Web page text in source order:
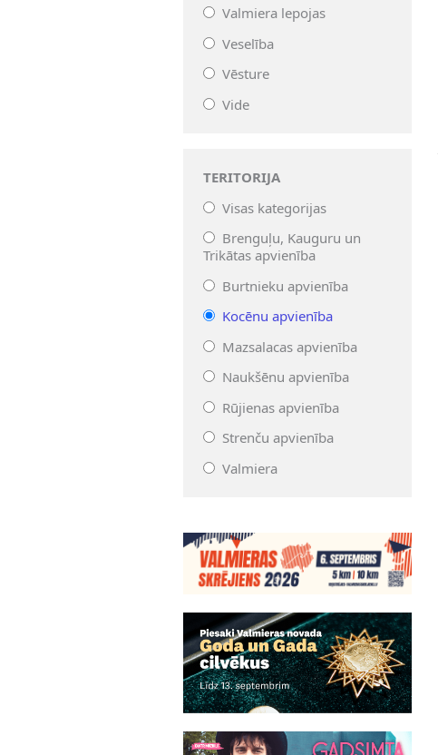
Valmiera lepojas
Veselība
Vēsture
Vide
TERITORIJA
Visas kategorijas
Brenguļu, Kauguru un
Trikātas apvienība
Burtnieku apvienība
Kocēnu apvienība
Mazsalacas apvienība
Naukšēnu apvienība
Rūjienas apvienība
Strenču apvienība
Valmiera